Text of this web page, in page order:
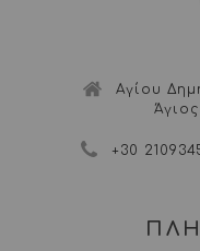
Αγίου
+30